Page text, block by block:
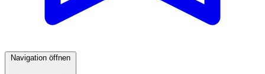
Navigation öffnen